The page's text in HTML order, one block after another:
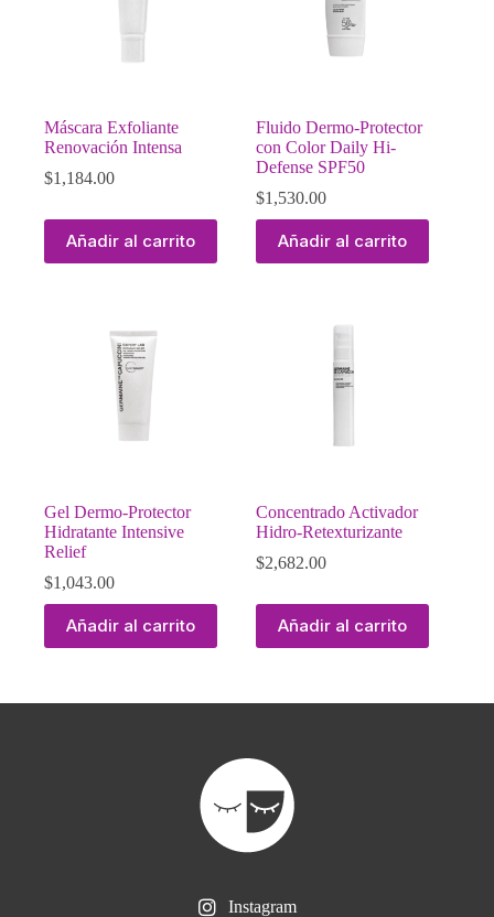
Máscara Exfoliante
Renovación Intensa
$1,184.00
Añadir al carrito
Fluido Dermo-Protector
con Color Daily Hi-
Defense SPF50
$1,530.00
Añadir al carrito
Gel Dermo-Protector
Hidratante Intensive
Relief
$1,043.00
Añadir al carrito
Concentrado Activador
Hidro-Retexturizante
$2,682.00
Añadir al carrito
Instagram